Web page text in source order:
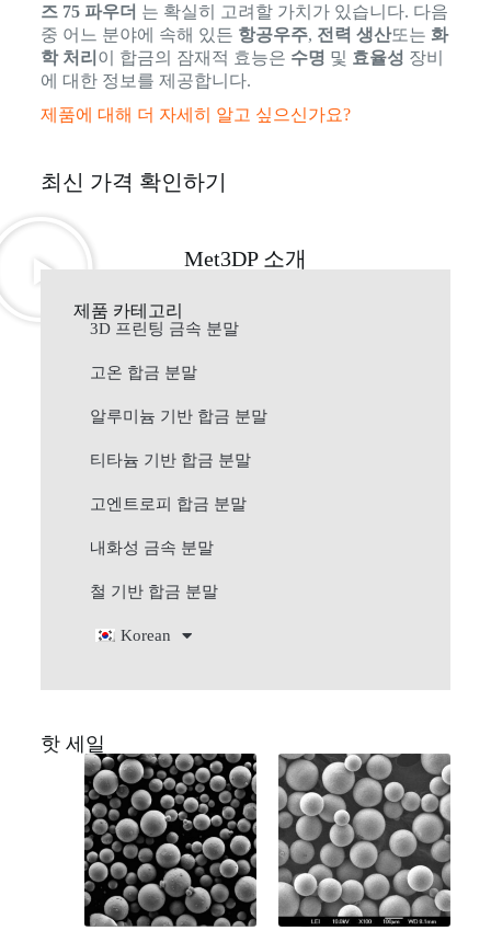
즈 75 파우더 는 확실히 고려할 가치가 있습니다. 다음
중 어느 분야에 속해 있든 항공우주, 전력 생산또는 화
학 처리 이 합금의 잠재적 효능은 수명 및 효율성 장비
에 대한 정보를 제공합니다.
제품에 대해 더 자세히 알고 싶으신가요?
최신 가격 확인하기
Met3DP 소개
제품 카테고리
3D 프린팅 금속 분말
고온 합금 분말
알루미늄 기반 합금 분말
티타늄 기반 합금 분말
고엔트로피 합금 분말
내화성 금속 분말
철 기반 합금 분말
Korean
핫 세일